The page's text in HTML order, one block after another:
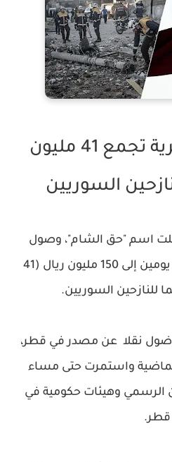
قطر.. حملة خيرية تجمع 41 مليون
السوريين
اسم "حق الشام"، وصول
تبرعات المواطنين خلال يومين إلى 150 مليون ريال (41
للنازحين السوريين.
نقلا عن مصدر في قطر،
واستمرت حتى مساء
الرسمي وهيئات حكومية في
قطر.